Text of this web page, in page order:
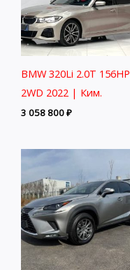
BMW 320Li 2.0T 156HP
2WD 2022 | Ким.
3 058 800₽